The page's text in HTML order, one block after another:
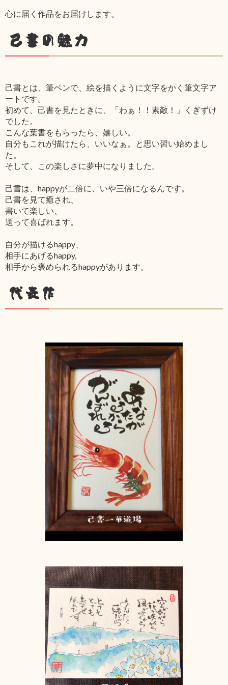
心に届く作品をお届けします。
己書の魅力
己書とは、筆ペンで、絵を描くように文字をかく筆文字ア
ートです。
初めて、己書を見たときに、「わぁ！！素敵！」くぎずけ
でした。
こんな葉書をもらったら、嬉しい。
自分もこれが描けたら、いいなぁ。と思い習い始めまし
た。
そして、この楽しさに夢中になりました。
己書は、happyが二倍に、いや三倍になるんです。
己書を見て癒され、
書いて楽しい、
送って喜ばれます。
自分が描けるhappy、
相手にあげるhappy,
相手から褒められるhappyがあります。
代表作